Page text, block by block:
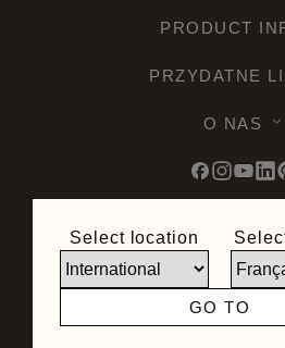
PRODUCT
PRZYDATNE
O NAS
© 2026 Noel & Marquet.
zastrzeżone -Ochrona
Warunki używania -
odpowiedzialności -
Strona
Select location
GO TO